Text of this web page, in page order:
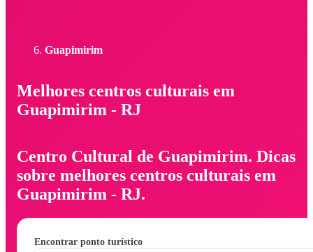
Guapimirim
Melhores centros culturais em
Guapimirim - RJ
Centro Cultural de Guapimirim. Dicas
sobre melhores centros culturais em
Guapimirim - RJ.
Encontrar ponto turístico